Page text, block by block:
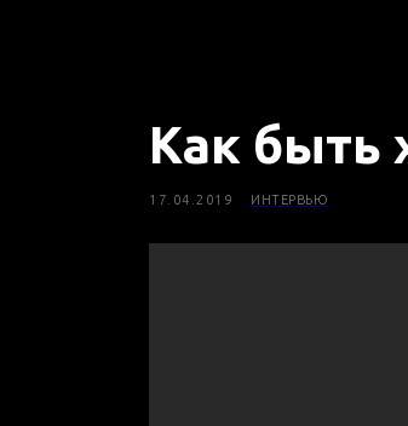
Как быть
17.04.2019 ИНТЕРВЬЮ